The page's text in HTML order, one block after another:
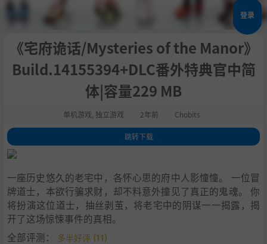
登录
《宅府诡话/Mysteries of the Manor》
Build.14155394+DLC番外特典官中简
体|容量229 MB
单机游戏 独立游戏 2年前 Chobits
跳转下载
1
3.游戏玩法：
4.系统需求
5.支持作者
. 学习版下载
一座历史悠久的老宅中，各怀心思的府中人影憧憧。 一位冒
牌道士，本欲行骗求财，却不料意外撞见了真正的鬼魂。 你
将扮演这位道士，抽丝剥茧，将老宅中的阴谋一一揭露，揭
开了这场惊悚事件的真相。
全部评测：
多半好评 (11)